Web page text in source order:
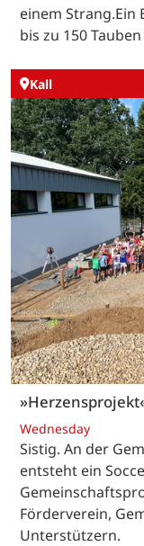
einem
bis zu 150
Kall
Wednesday
Sistig. An der
entsteht ein
Förderverein,
Unterstützern.